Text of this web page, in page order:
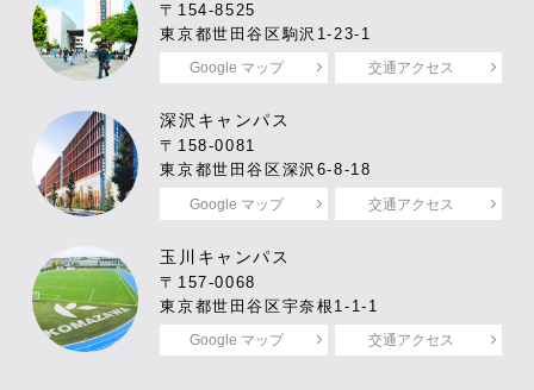
〒154-8525
東京都世田谷区駒沢1-23-1
Google マップ 交通アクセス
深沢キャンパス
〒158-0081
東京都世田谷区深沢6-8-18
Google マップ 交通アクセス
玉川キャンパス
〒157-0068
東京都世田谷区宇奈根1-1-1
Google マップ 交通アクセス